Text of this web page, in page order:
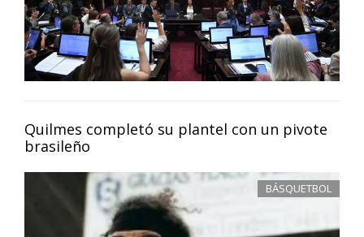
Quilmes completó su plantel con un pivote
brasileño
BÁSQUETBOL